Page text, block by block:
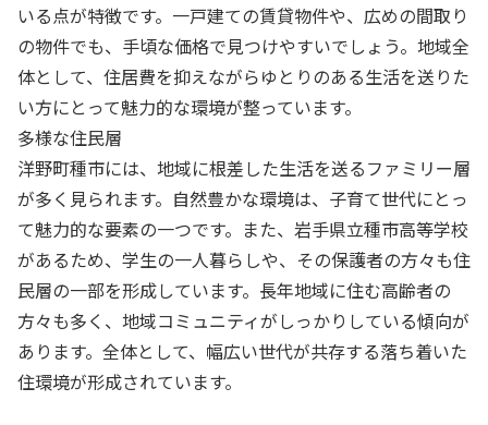
いる点が特徴です。一戸建ての賃貸物件や、広めの間取り
の物件でも、手頃な価格で見つけやすいでしょう。地域全
体として、住居費を抑えながらゆとりのある生活を送りた
い方にとって魅力的な環境が整っています。
多様な住民層
洋野町種市には、地域に根差した生活を送るファミリー層
が多く見られます。自然豊かな環境は、子育て世代にとっ
て魅力的な要素の一つです。また、岩手県立種市高等学校
があるため、学生の一人暮らしや、その保護者の方々も住
民層の一部を形成しています。長年地域に住む高齢者の
方々も多く、地域コミュニティがしっかりしている傾向が
あります。全体として、幅広い世代が共存する落ち着いた
住環境が形成されています。